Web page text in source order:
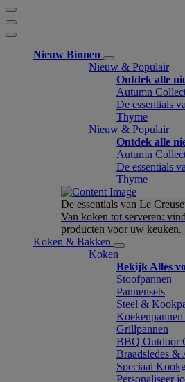
Nieuw Binnen
Nieuw & Populair
Ontdek alle
Autumn
De essentials
Thyme
Nieuw & Populair
Ontdek alle
Autumn
De essentials
Thyme
De essentials van Le
Van koken tot serveren:
producten voor uw keuken.
Koken & Bakken
Koken
Bekijk Alles
Stoofpannen
Pannensets
Steel &
Grillpannen
BBQ Outdoor
Braadsledes &
Speciaal
Personaliseer